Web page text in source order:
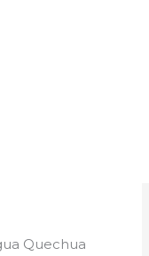
Quechua